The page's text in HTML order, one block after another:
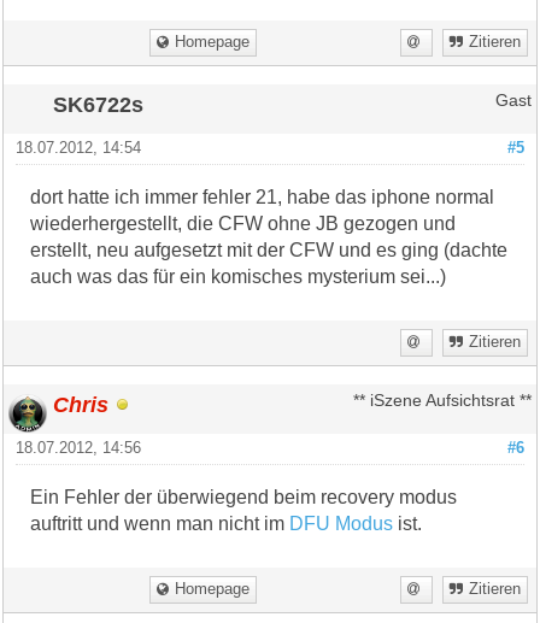
Homepage Zitieren
SK6722s Gast
#5
18.07.2012, 14:54
dort hatte ich immer fehler 21, habe das iphone normal
wiederhergestellt, die CFW ohne JB gezogen und
erstellt, neu aufgesetzt mit der CFW und es ging (dachte
auch was das für ein komisches mysterium sei...)
Zitieren
Chris ** iSzene Aufsichtsrat **
#6
18.07.2012, 14:56
Ein Fehler der überwiegend beim recovery modus
auftritt und wenn man nicht im DFU Modus ist.
Homepage Zitieren